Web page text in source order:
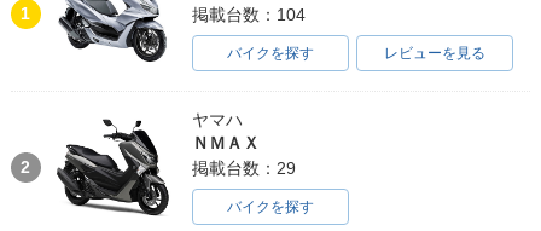
1
掲載台数：104
バイクを探す レビューを見る
2
ヤマハ
ＮＭＡＸ
掲載台数：29
バイクを探す